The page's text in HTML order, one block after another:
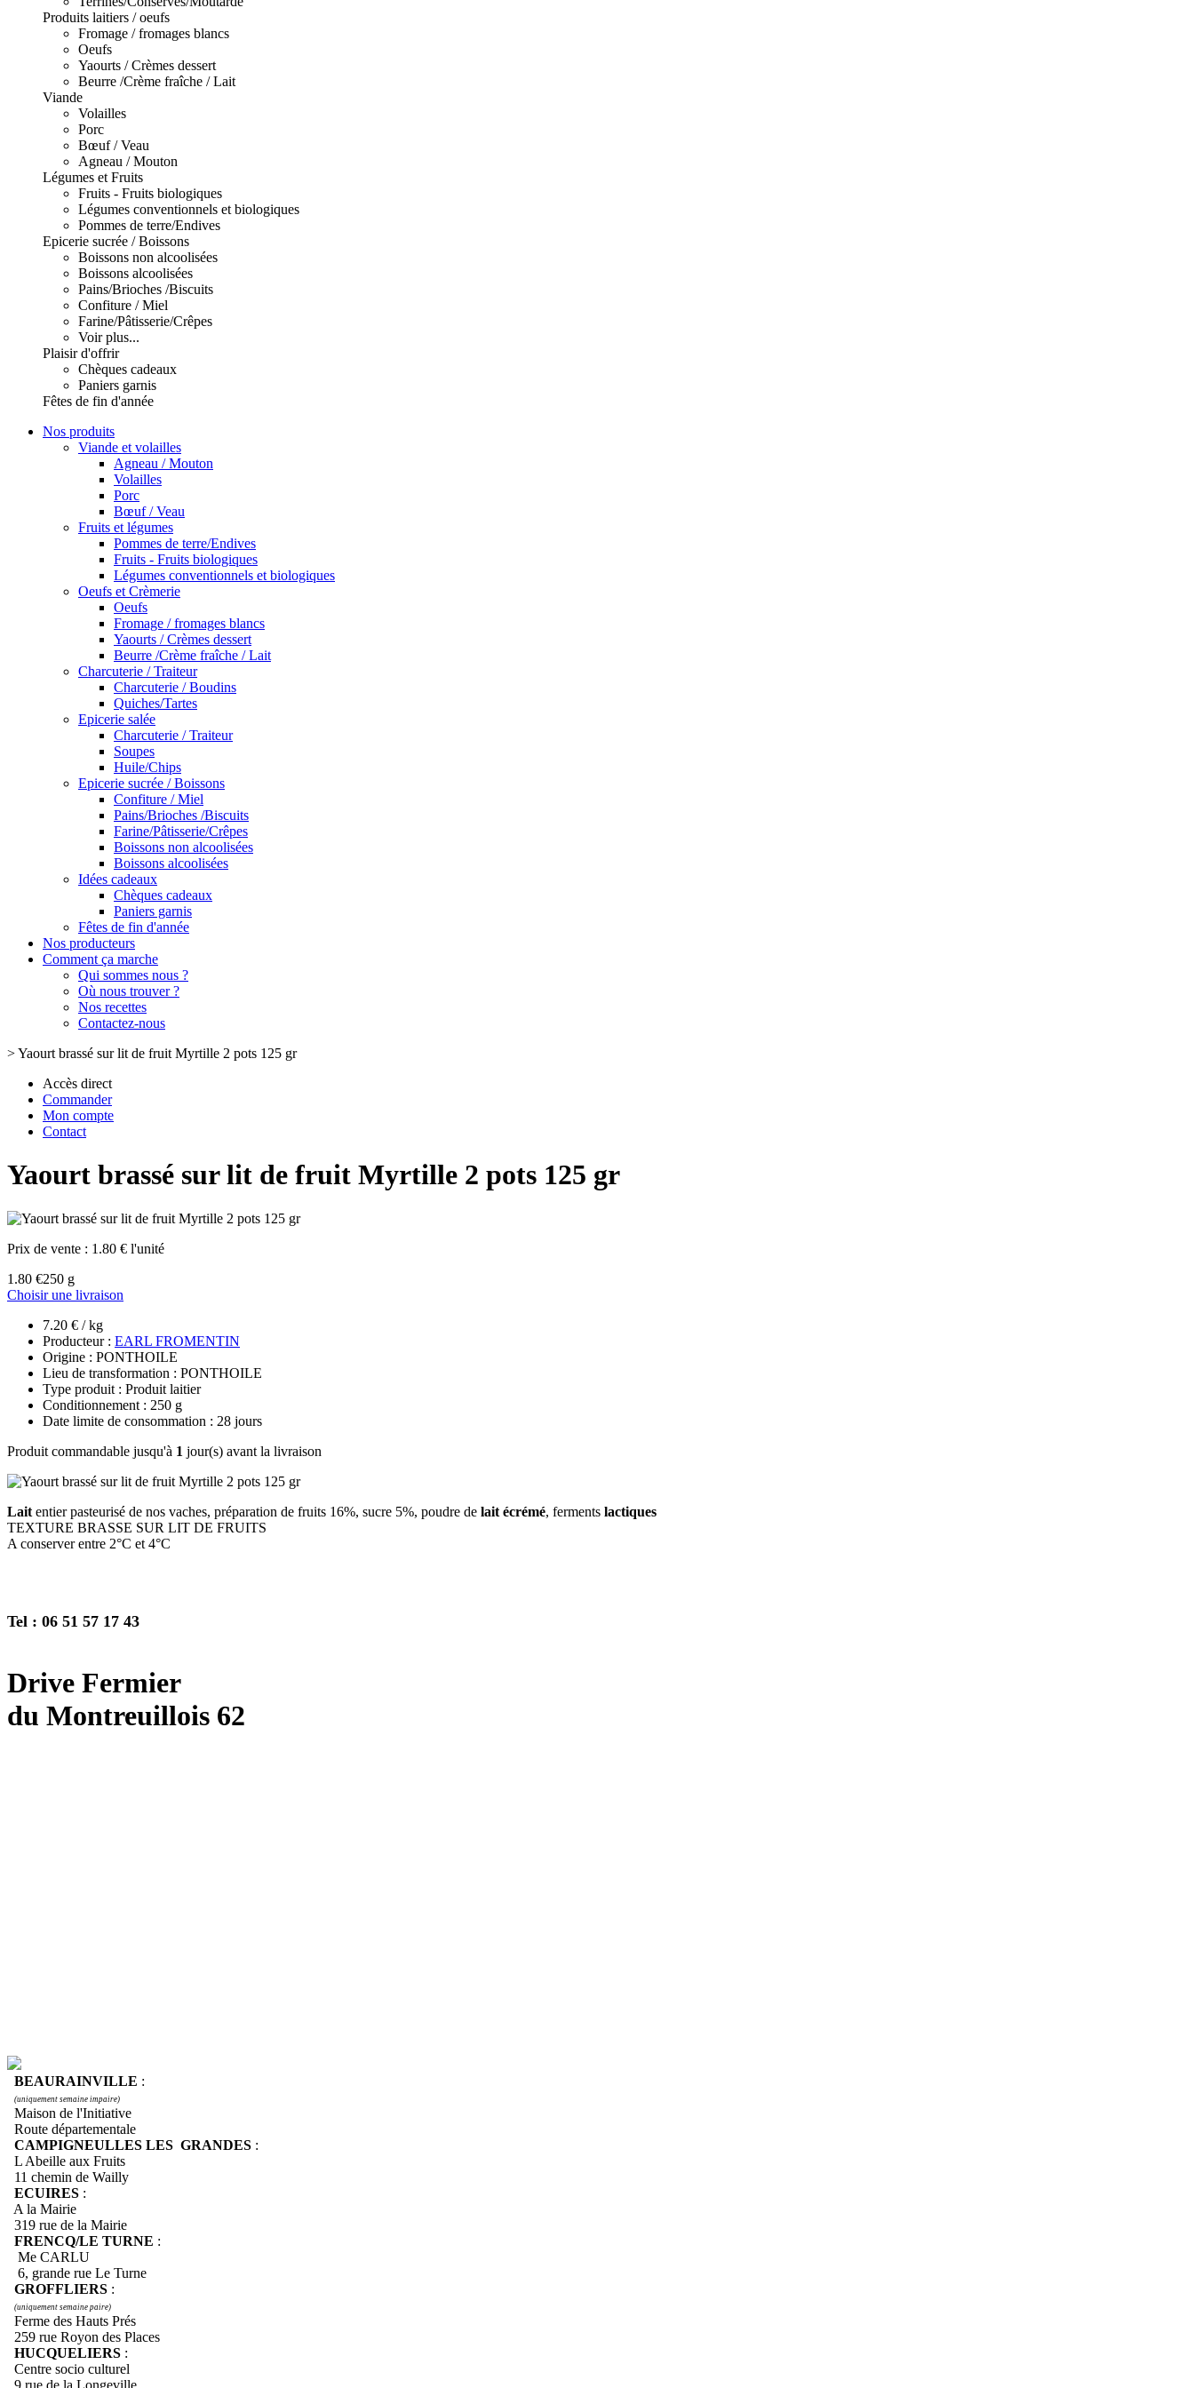
Produits laitiers / oeufs
Fromage / fromages blancs
Oeufs
Yaourts / Crèmes dessert
Beurre /Crème fraîche / Lait
Viande
Volailles
Porc
Bœuf / Veau
Agneau / Mouton
Légumes et Fruits
Fruits - Fruits biologiques
Légumes conventionnels et biologiques
Pommes de terre/Endives
Epicerie sucrée / Boissons
Boissons non alcoolisées
Boissons alcoolisées
Pains/Brioches /Biscuits
Confiture / Miel
Farine/Pâtisserie/Crêpes
Voir plus...
Plaisir d'offrir
Chèques cadeaux
Paniers garnis
Fêtes de fin d'année
Nos produits
Viande et volailles
Agneau / Mouton
Volailles
Porc
Bœuf / Veau
Fruits et légumes
Pommes de terre/Endives
Fruits - Fruits biologiques
Légumes conventionnels et biologiques
Oeufs et Crèmerie
Oeufs
Fromage / fromages blancs
Yaourts / Crèmes dessert
Beurre /Crème fraîche / Lait
Charcuterie / Traiteur
Charcuterie / Boudins
Quiches/Tartes
Epicerie salée
Charcuterie / Traiteur
Soupes
Huile/Chips
Epicerie sucrée / Boissons
Confiture / Miel
Pains/Brioches /Biscuits
Farine/Pâtisserie/Crêpes
Boissons non alcoolisées
Boissons alcoolisées
Idées cadeaux
Chèques cadeaux
Paniers garnis
Fêtes de fin d'année
Nos producteurs
Comment ça marche
Qui sommes nous ?
Où nous trouver ?
Nos recettes
Contactez-nous
>Yaourt brassé sur lit de fruit Myrtille 2 pots 125 gr
Accès direct
Commander
Mon compte
Contact
Yaourt brassé sur lit de fruit Myrtille 2 pots 125 gr
Prix de vente : 1.80 € l'unité
1.80 €250 g
Choisir une livraison
7.20 € / kg
Producteur : EARL FROMENTIN
Origine : PONTHOILE
Lieu de transformation : PONTHOILE
Type produit : Produit laitier
Conditionnement : 250 g
Date limite de consommation : 28 jours
Produit commandable jusqu'à 1 jour(s) avant la livraison
Lait entier pasteurisé de nos vaches, préparation de fruits 16%, sucre 5%, poudre de lait écrémé, ferments lactiques
TEXTURE BRASSE SUR LIT DE FRUITS
A conserver entre 2°C et 4°C
Tel : 06 51 57 17 43
Drive Fermier
du Montreuillois 62
BEAURAINVILLE :
(uniquement semaine impaire)
Maison de l'Initiative
Route départementale
CAMPIGNEULLES LES GRANDES :
L Abeille aux Fruits
11 chemin de Wailly
ECUIRES :
A la Mairie
319 rue de la Mairie
FRENCQ/LE TURNE :
Me CARLU
6, grande rue Le Turne
GROFFLIERS :
(uniquement semaine paire)
Ferme des Hauts Prés
259 rue Royon des Places
HUCQUELIERS :
Centre socio culturel
9 rue de la Longeville